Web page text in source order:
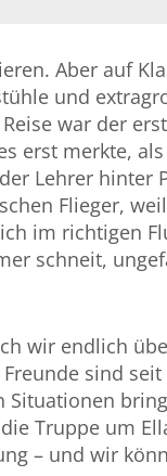
Aber auf
und
war der
erst merkte,
Lehrer
Flieger,
im richtigen
schneit,
wir endlich
sind
Truppe um
– und wir